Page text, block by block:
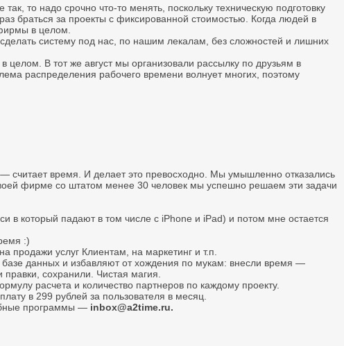
то надо срочно что-то менять, поскольку техническую подготовку
браться за проекты с фиксированной стоимостью. Когда людей в
в целом.
систему под нас, по нашим лекалам, без сложностей и лишних
целом. В тот же август мы организовали рассылку по друзьям в
распределения рабочего времени волнует многих, поэтому
считает время. И делает это превосходно. Мы умышленно отказались
фирме со штатом менее 30 человек мы успешно решаем эти задачи
в который падают в том числе с iPhone и iPad) и потом мне остается
:)
продажи услуг Клиентам, на маркетинг и т.п.
данных и избавляют от хождения по мукам: внесли время —
сохранили. Чистая магия.
расчета и количество партнеров по каждому проекту.
в 299 рублей за пользователя в месяц.
программы — inbox@a2time.ru.